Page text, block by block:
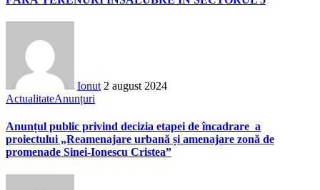
Ionut 2 august 2024
ActualitateAnunțuri
Anunțul public privind decizia etapei de încadrare a
proiectului „Reamenajare urbană și amenajare zonă de
promenade Sinei-Ionescu Cristea”